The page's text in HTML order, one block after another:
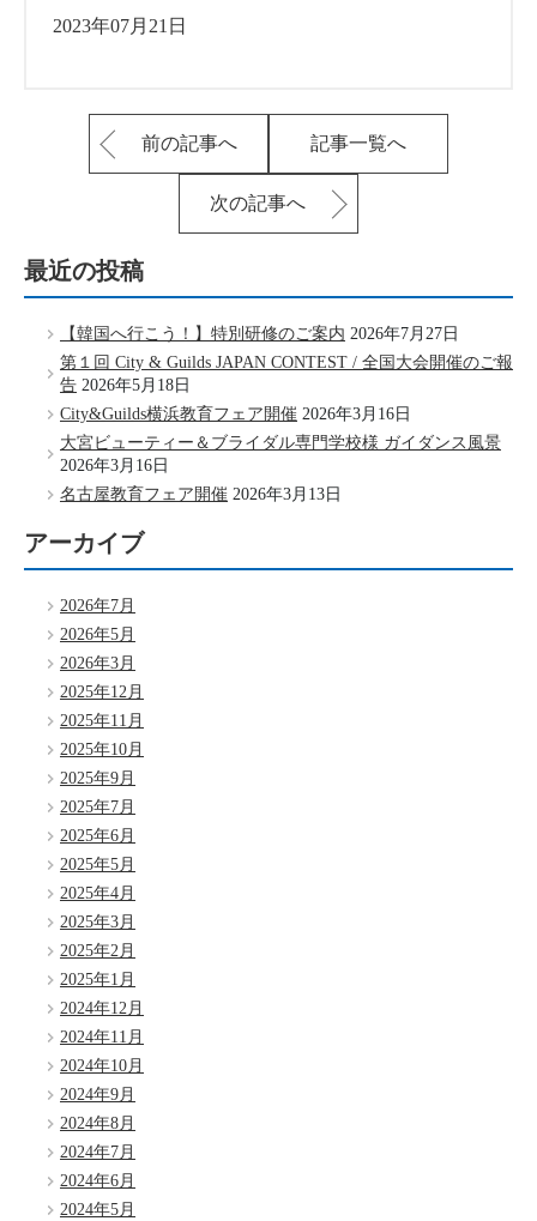
2023年07月21日
前の記事へ 記事一覧へ
次の記事へ
最近の投稿
【韓国へ行こう！】特別研修のご案内 2026年7月27日
第１回 City & Guilds JAPAN CONTEST / 全国大会開催のご報
告 2026年5月18日
City&Guilds横浜教育フェア開催 2026年3月16日
大宮ビューティー＆ブライダル専門学校様 ガイダンス風景
2026年3月16日
名古屋教育フェア開催 2026年3月13日
アーカイブ
2026年7月
2026年5月
2026年3月
2025年12月
2025年11月
2025年10月
2025年9月
2025年7月
2025年6月
2025年5月
2025年4月
2025年3月
2025年2月
2025年1月
2024年12月
2024年11月
2024年10月
2024年9月
2024年8月
2024年7月
2024年6月
2024年5月